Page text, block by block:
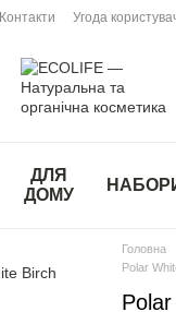
Контакти Угода
ДЛЯ
ДОМУ
Головна
Polar